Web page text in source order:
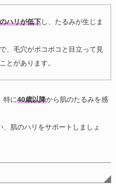
ハリが低下し、たるみが生じま
、毛穴がボコボコと目立って見
とがあります。
特に40歳以降から肌のたるみを感
肌のハリをサポートしましょ